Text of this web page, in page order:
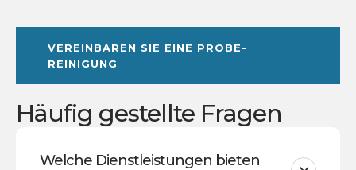
VEREINBAREN SIE EINE PROBE-
REINIGUNG
Häufig gestellte Fragen
Welche Dienstleistungen bieten